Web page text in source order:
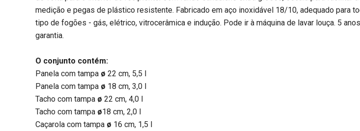
medição e pegas de plástico resistente. Fabricado em aço inoxidável 18/10, adequado para
tipo de fogões - gás, elétrico, vitrocerâmica e indução. Pode ir à máquina de lavar louça. 5
garantia.
O conjunto contém:
Panela com tampa ø 22 cm, 5,5 l
Panela com tampa ø 18 cm, 3,0 l
Tacho com tampa ø 22 cm, 4,0 l
Tacho com tampa ø18 cm, 2,0 l
Caçarola com tampa ø 16 cm, 1,5 l